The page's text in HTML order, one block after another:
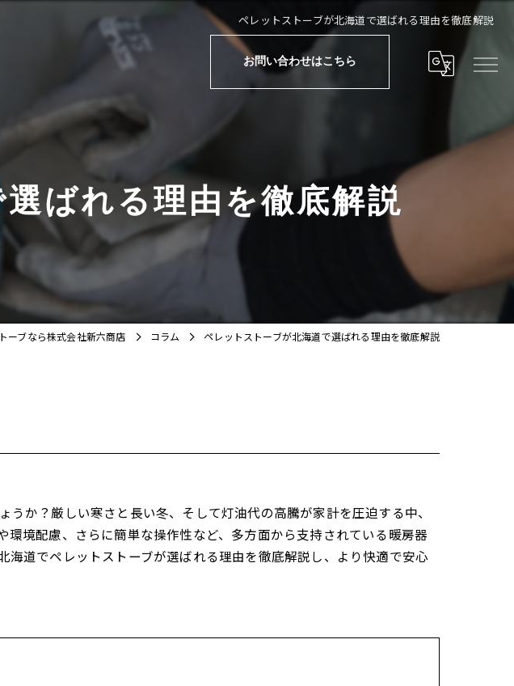
ペレットストーブが北海道で選ばれる理由を徹底解説
お問い合わせはこちら
ばれる理由を徹底解説
ーブなら株式会社新六商店 コラム ペレットストーブが北海道で選ばれる理由を徹底解説
か？厳しい寒さと長い冬、そして灯油代の高騰が家計を圧迫する中、
境配慮、さらに簡単な操作性など、多方面から支持されている暖房器
道でペレットストーブが選ばれる理由を徹底解説し、より快適で安心